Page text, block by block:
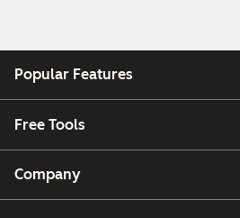
Popular Features
Free Tools
Company